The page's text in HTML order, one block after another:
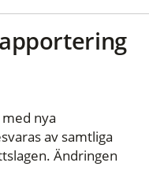
nya
av samtliga
Ändringen